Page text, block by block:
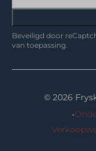
Beveiligd door
van toepassing.
© 2026
·